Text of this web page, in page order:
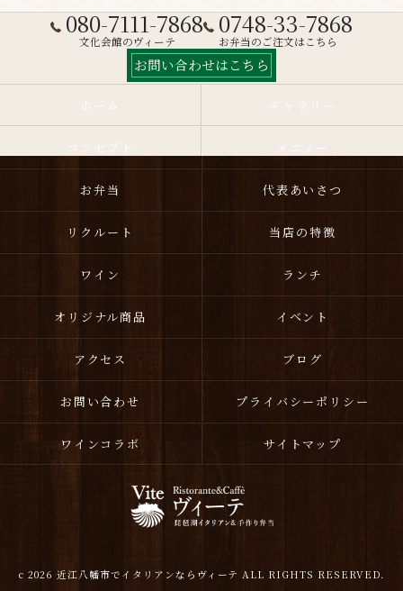
080-7111-7868
文化会館のヴィーテ
0748-33-7868
お弁当のご注文はこちら
お問い合わせはこちら
ホーム ギャラリー
コンセプト メニュー
お弁当 代表あいさつ
リクルート 当店の特徴
ワイン ランチ
オリジナル商品 イベント
アクセス ブログ
お問い合わせ プライバシーポリシー
ワインコラボ サイトマップ
c 2026 近江八幡市でイタリアンならヴィーテ ALL RIGHTS RESERVED.